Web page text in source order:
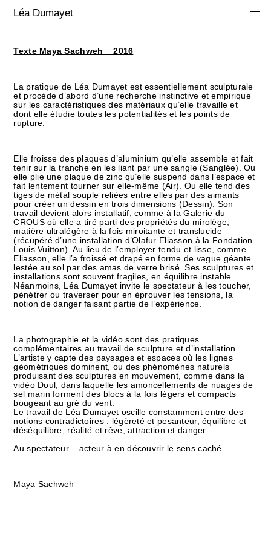
Léa Dumayet
Texte Maya Sachweh _ 2016
La pratique de Léa Dumayet est essentiellement sculpturale
et procède d’abord d’une recherche instinctive et empirique
sur les caractéristiques des matériaux qu’elle travaille et
dont elle étudie toutes les potentialités et les points de
rupture.
Elle froisse des plaques d’aluminium qu’elle assemble et fait
tenir sur la tranche en les liant par une sangle (Sanglée). Ou
elle plie une plaque de zinc qu’elle suspend dans l’espace et
fait lentement tourner sur elle-même (Air). Ou elle tend des
tiges de métal souple reliées entre elles par des aimants
pour créer un dessin en trois dimensions (Dessin). Son
travail devient alors installatif, comme à la Galerie du
CROUS où elle a tiré parti des propriétés du mirolège,
matière ultralégère à la fois miroitante et translucide
(récupéré d’une installation d’Olafur Eliasson à la Fondation
Louis Vuitton). Au lieu de l’employer tendu et lisse, comme
Eliasson, elle l’a froissé et drapé en forme de vague géante
lestée au sol par des amas de verre brisé. Ses sculptures et
installations sont souvent fragiles, en équilibre instable.
Néanmoins, Léa Dumayet invite le spectateur à les toucher,
pénétrer ou traverser pour en éprouver les tensions, la
notion de danger faisant partie de l’expérience.
La photographie et la vidéo sont des pratiques
complémentaires au travail de sculpture et d’installation.
L’artiste y capte des paysages et espaces où les lignes
géométriques dominent, ou des phénomènes naturels
produisant des sculptures en mouvement, comme dans la
vidéo Doul, dans laquelle les amoncellements de nuages de
sel marin forment des blocs à la fois légers et compacts
bougeant au gré du vent.
Le travail de Léa Dumayet oscille constamment entre des
notions contradictoires : légèreté et pesanteur, équilibre et
déséquilibre, réalité et rêve, attraction et danger...
Au spectateur – acteur à en découvrir le sens caché.
Maya Sachweh